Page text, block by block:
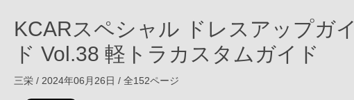
KCARスペシャル ドレスアップガイ
ド Vol.38 軽トラカスタムガイド
三栄 / 2024年06月26日 / 全152ページ